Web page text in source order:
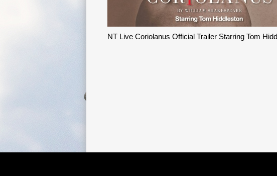
NT Live Coriolanus Official Trailer Starring Tom